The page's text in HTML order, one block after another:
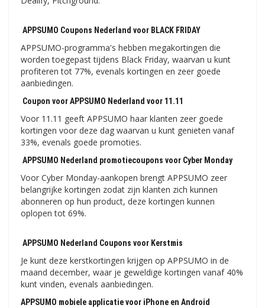
APPSUMO Coupons Nederland voor BLACK FRIDAY
APPSUMO-programma's hebben megakortingen die
worden toegepast tijdens Black Friday, waarvan u kunt
profiteren tot 77%, evenals kortingen en zeer goede
aanbiedingen.
Coupon voor APPSUMO Nederland voor 11.11
Voor 11.11 geeft APPSUMO haar klanten zeer goede
kortingen voor deze dag waarvan u kunt genieten vanaf
33%, evenals goede promoties.
APPSUMO Nederland promotiecoupons voor Cyber ​​​​Monday
Voor Cyber ​​​​Monday-aankopen brengt APPSUMO zeer
belangrijke kortingen zodat zijn klanten zich kunnen
abonneren op hun product, deze kortingen kunnen
oplopen tot 69%.
APPSUMO Nederland Coupons voor Kerstmis
Je kunt deze kerstkortingen krijgen op APPSUMO in de
maand december, waar je geweldige kortingen vanaf 40%
kunt vinden, evenals aanbiedingen.
APPSUMO mobiele applicatie voor iPhone en Android